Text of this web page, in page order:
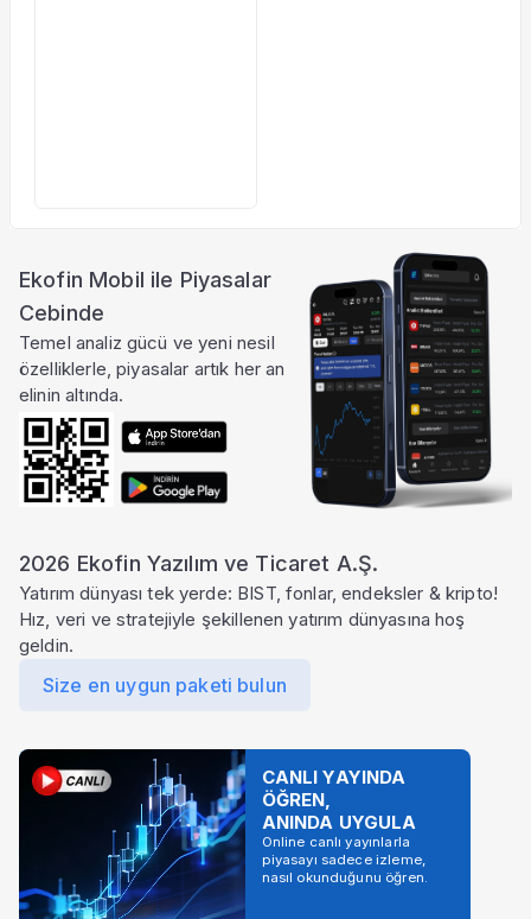
Ekofin Mobil ile Piyasalar
Cebinde
Temel analiz gücü ve yeni nesil
özelliklerle, piyasalar artık her an
elinin altında.
2026 Ekofin Yazılım ve Ticaret A.Ş.
Yatırım dünyası tek yerde: BIST, fonlar, endeksler & kripto!
Hız, veri ve stratejiyle şekillenen yatırım dünyasına hoş
geldin.
Size en uygun paketi bulun
CANLI YAYINDA
ÖĞREN,
ANINDA UYGULA
Online canlı yayınlarla
piyasayı sadece izleme,
nasıl okunduğunu öğren.